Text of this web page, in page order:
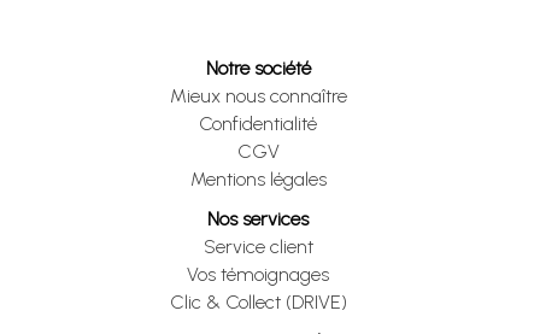
Notre société
Mieux nous connaître
Confidentialité
CGV
Mentions légales
Nos services
Service client
Vos témoignages
Clic & Collect (DRIVE)